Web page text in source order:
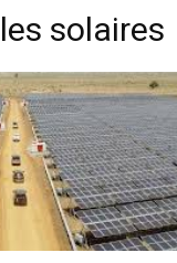
solaires